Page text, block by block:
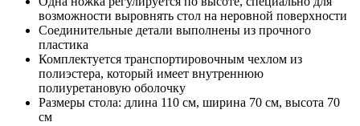
возможности выровнять стол на неровной поверхности
Соединительные детали выполнены из прочного
пластика
Комплектуется транспортировочным чехлом из
полиэстера, который имеет внутреннюю
полиуретановую оболочку
Размеры стола: длина 110 см, ширина 70 см, высота 70
см